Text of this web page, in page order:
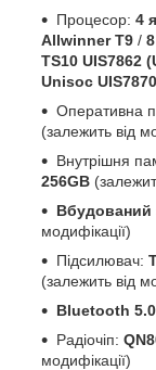
Процесор: 4
Allwinner T9 /
TS10 UIS7862
Unisoc UIS7870
Оперативна
(залежить від
Внутрішня
256GB
Вбудований
модифікації)
Підсилювач:
(залежить від
Bluetooth 5.0
Радіочіп:
модифікації)